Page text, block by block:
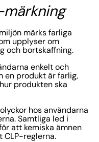
märkning
märks farliga
upplyser om
och bortskaffning.
enkelt och
en produkt är farlig,
produkten ska
hos användarna
Samtliga led i
att kemiska ämnen
CLP-reglerna.